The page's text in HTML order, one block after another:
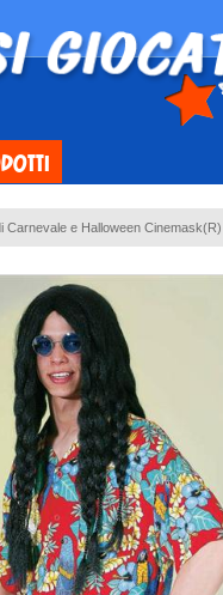
Carnevale e Halloween Cinemask(R)